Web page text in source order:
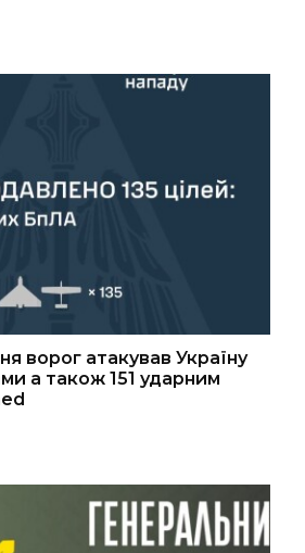
ворог атакував Україну
а також 151 ударним